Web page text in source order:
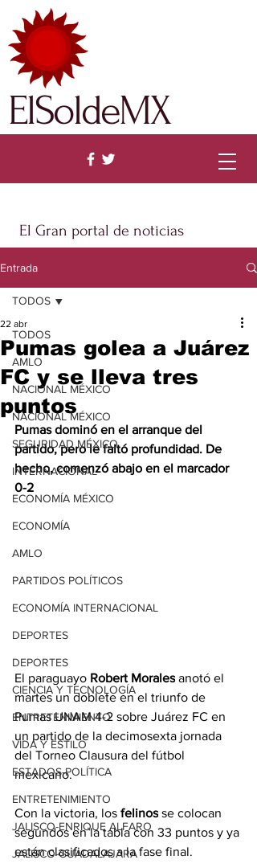
El Gran portal de noticias
ElSoldeMX
Entrada
TODOS
AMLO
NACIONAL MÉXICO
NACIONAL MÉXICO
SEGURIDAD MÉXICO
INTERNACIONAL
ECONOMÍA MÉXICO
ECONOMÍA
AMLO
PARTIDOS POLÍTICOS
ECONOMÍA INTERNACIONAL
DEPORTES
DEPORTES
CIENCIA Y TECNOLOGÍA
ENTRETENIMIENTO
VIDA Y ESTILO
ESTADOS-POLÍTICA
ENTRETENIMIENTO
JALISCO-ENRIQUE ALFARO
JALISCO-GUADALAJARA
TODOS
Pumas golea a Juárez
FC y se lleva tres
puntos
22 abr
Pumas dominó en el arranque del
partido, pero le faltó profundidad. De
hecho, comenzó abajo en el marcador
0-2
El paraguayo Robert Morales anotó el
martes un doblete en el triunfo de
Pumas UNAM 4-2 sobre Juárez FC en
un partido de la decimosexta jornada
del Torneo Clausura del fútbol
mexicano.
Con la victoria, los felinos se colocan
segundos en la tabla con 33 puntos y ya
están clasificados a la fase final.